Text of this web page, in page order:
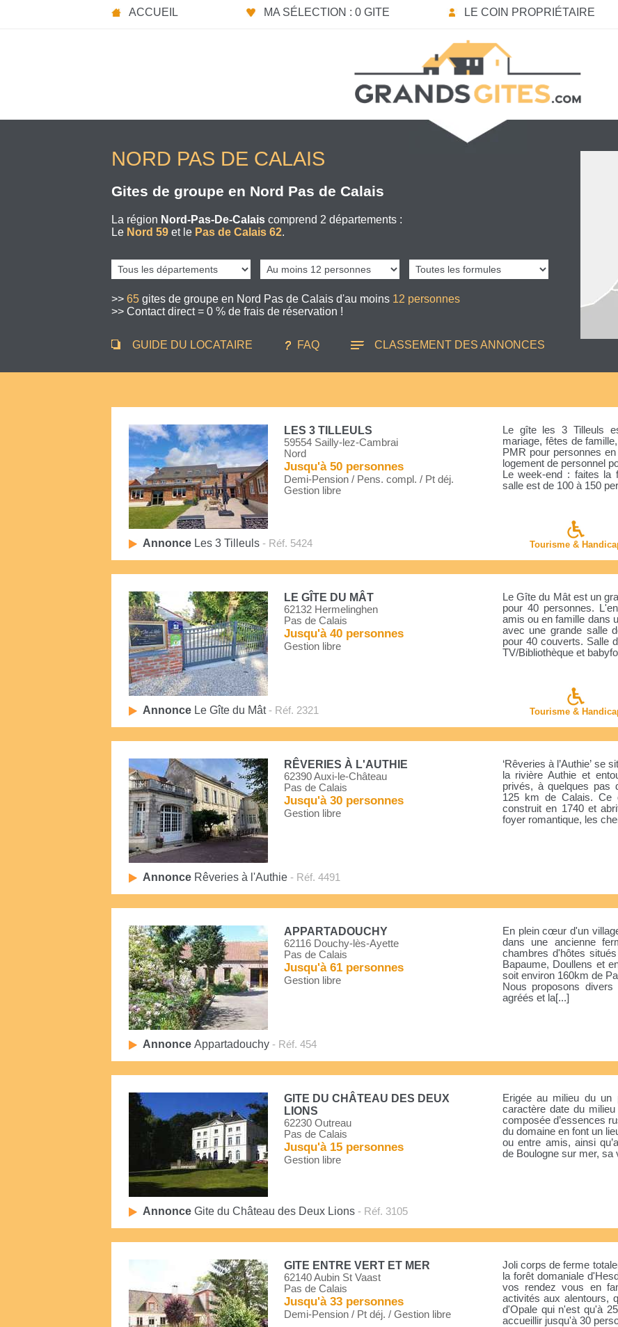
ACCUEIL MA SÉLECTION : 0 GITE LE COIN PROPRIÉTAIRE
NORD PAS DE CALAIS
Gites de groupe en Nord Pas de Calais
La région Nord-Pas-De-Calais comprend 2 départements :
Le Nord 59 et le Pas de Calais 62.
>> 65 gites de groupe en Nord Pas de Calais d'au moins 12 personnes
>> Contact direct = 0 % de frais de réservation !
GUIDE DU LOCATAIRE FAQ CLASSEMENT DES ANNONCES
LES 3 TILLEULS
59554 Sailly-lez-Cambrai
Nord
Jusqu'à 50 personnes
Demi-Pension / Pens. compl. / Pt déj.
Gestion libre
Le gîte les 3 Tilleuls
mariage, fêtes de
PMR pour personnes
logement de personnel
Le week-end : faites la
salle est de 100 à 150
Tourisme &
Annonce Les 3 Tilleuls - Réf. 5424
LE GÎTE DU MÂT
62132 Hermelinghen
Pas de Calais
Jusqu'à 40 personnes
Gestion libre
Le Gîte du Mât est un
pour 40 personnes.
amis ou en famille dans
avec une grande salle
pour 40 couverts. Salle
TV/Bibliothèque et
Tourisme &
Annonce Le Gîte du Mât- Réf. 2321
RÊVERIES À L'AUTHIE
62390 Auxi-le-Château
Pas de Calais
Jusqu'à 30 personnes
Gestion libre
‘Rêveries à l’Authie’ se
la rivière Authie et
privés, à quelques pas
125 km de Calais. Ce
construit en 1740 et
foyer romantique, les
Annonce Rêveries à l'Authie - Réf. 4491
APPARTADOUCHY
62116 Douchy-lès-Ayette
Pas de Calais
Jusqu'à 61 personnes
Gestion libre
En plein cœur d'un
dans une ancienne
chambres d'hôtes
Bapaume, Doullens et
soit environ 160km de
Nous proposons
agréés et la[...]
Annonce Appartadouchy - Réf. 454
GITE DU CHÂTEAU DES DEUX
LIONS
62230 Outreau
Pas de Calais
Jusqu'à 15 personnes
Gestion libre
Erigée au milieu du
caractère date du
composée d’essences
du domaine en font un
ou entre amis, ainsi
de Boulogne sur mer, sa
Annonce Gite du Château des Deux Lions - Réf. 3105
GITE ENTRE VERT ET MER
62140 Aubin St Vaast
Pas de Calais
Jusqu'à 33 personnes
Demi-Pension / Pt déj. / Gestion libre
Joli corps de ferme
la forêt domaniale
vos rendez vous en
activités aux alentours,
d'Opale qui n'est qu'à
accueillir jusqu'à 30
Panneau de gestion des cookies